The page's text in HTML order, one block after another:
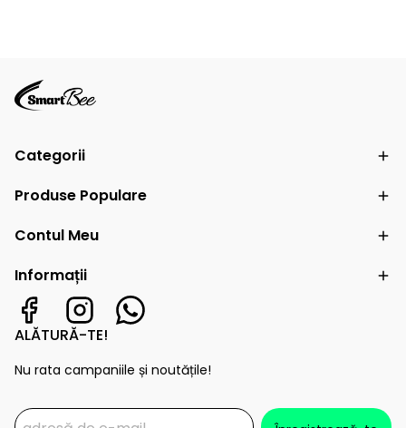
Categorii
Produse Populare
Contul Meu
Informații
ALĂTURĂ-TE!
Nu rata campaniile și noutățile!